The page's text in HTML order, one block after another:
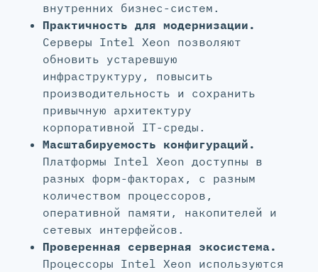
внутренних бизнес-систем.
Практичность для модернизации.
Серверы Intel Xeon позволяют
обновить устаревшую
инфраструктуру, повысить
производительность и сохранить
привычную архитектуру
корпоративной IT-среды.
Масштабируемость конфигураций.
Платформы Intel Xeon доступны в
разных форм-факторах, с разным
количеством процессоров,
оперативной памяти, накопителей и
сетевых интерфейсов.
Проверенная серверная экосистема.
Процессоры Intel Xeon используются